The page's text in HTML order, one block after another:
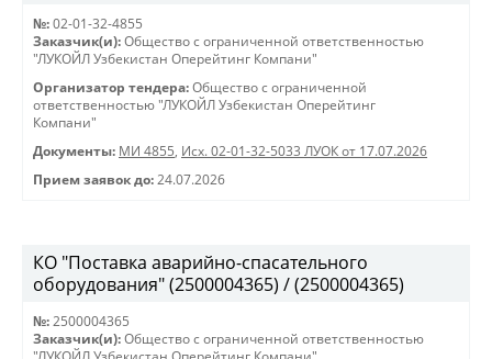
№: 02-01-32-4855
Заказчик(и): Общество с ограниченной ответственностью
"ЛУКОЙЛ Узбекистан Оперейтинг Компани"
Организатор тендера: Общество с ограниченной
ответственностью "ЛУКОЙЛ Узбекистан Оперейтинг
Компани"
Документы: МИ 4855, Исх. 02-01-32-5033 ЛУОК от 17.07.2026
Прием заявок до: 24.07.2026
КО "Поставка аварийно-спасательного
оборудования" (2500004365) / (2500004365)
№: 2500004365
Заказчик(и): Общество с ограниченной ответственностью